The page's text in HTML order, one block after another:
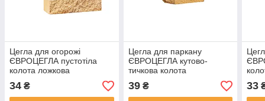
Цегла для огорожі
ЄВРОЦЕГЛА пустотіла
колота ложкова
250х100х65мм слонова
кістка
34 ₴
Цегла для паркану
ЄВРОЦЕГЛА кутово-
тичкова колота
225х100х65мм слонова
кістка
39₴ 33